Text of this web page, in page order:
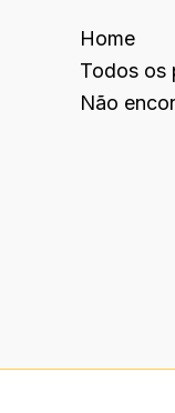
Home
Todos os
Não